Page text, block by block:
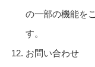
の一部の機能を
す。
お問い合わせ